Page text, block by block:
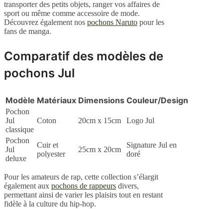
transporter des petits objets, ranger vos affaires de
sport ou même comme accessoire de mode.
Découvrez également nos pochons Naruto pour les
fans de manga.
Comparatif des modèles de
pochons Jul
Modèle Matériaux Dimensions Couleur/Design
Pochon
Jul
classique
Coton 20cm x 15cm Logo Jul
Pochon
Jul
deluxe
Cuir et
polyester
25cm x 20cm
Signature Jul en
doré
Pour les amateurs de rap, cette collection s’élargit
également aux pochons de rappeurs divers,
permettant ainsi de varier les plaisirs tout en restant
fidèle à la culture du hip-hop.